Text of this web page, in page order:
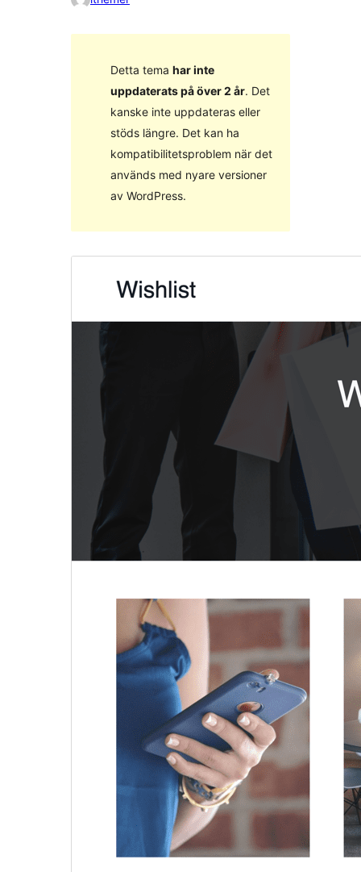
Detta tema har inte
uppdaterats på över 2 år. Det
kanske inte uppdateras eller
stöds längre. Det kan ha
kompatibilitetsproblem när det
används med nyare versioner
av WordPress.